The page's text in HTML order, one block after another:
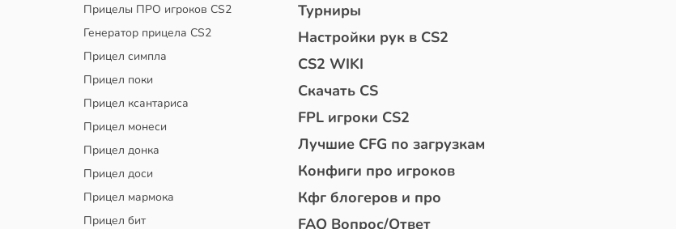
Прицелы ПРО игроков CS2
Генератор прицела CS2
Прицел симпла
Прицел поки
Прицел ксантариса
Прицел монеси
Прицел донка
Прицел доси
Прицел мармока
Прицел бит
Турниры
Настройки рук в CS2
CS2 WIKI
Скачать CS
FPL игроки CS2
Лучшие CFG по загрузкам
Конфиги про игроков
Кфг блогеров и про
FAQ Вопрос/Ответ